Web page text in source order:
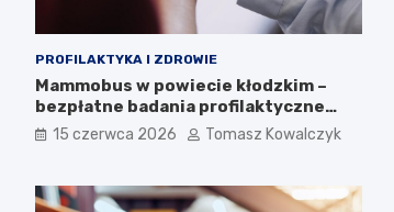
PROFILAKTYKA I ZDROWIE
Mammobus w powiecie kłodzkim –
bezpłatne badania profilaktyczne
raka piersi
15 czerwca 2026 Tomasz Kowalczyk